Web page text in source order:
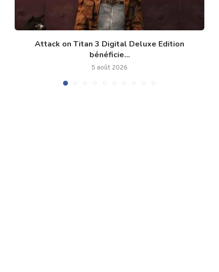
Attack on Titan 3 Digital Deluxe Edition
bénéficie...
5 août 2026